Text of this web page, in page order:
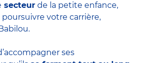
secteur de la petite enfance,
votre carrière,
ses